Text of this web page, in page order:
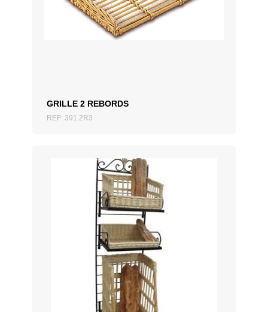
GRILLE 2 REBORDS
REF: 391.2R3
AJOUTER AU DEVIS
AJOUTER AU DEVIS